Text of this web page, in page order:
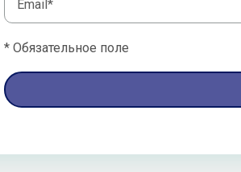
* Обязательное поле